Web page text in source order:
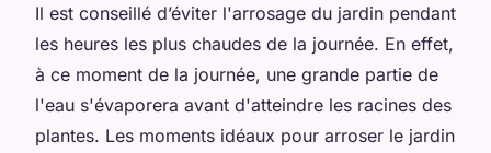
Il est conseillé d’éviter l'arrosage du jardin pendant
les heures les plus chaudes de la journée. En effet,
à ce moment de la journée, une grande partie de
l'eau s'évaporera avant d'atteindre les racines des
plantes. Les moments idéaux pour arroser le jardin